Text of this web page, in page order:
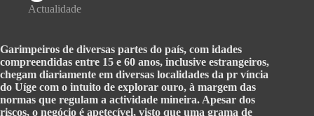
Actualidade
Garimpeiros de diversas partes do país, com idades
compreendidas entre 15 e 60 anos, inclusive estrangeiros,
chegam diariamente em diversas localidades da pr víncia
do Uíge com o intuito de explorar ouro, à margem das
normas que regulam a actividade mineira. Apesar dos
riscos, o negócio é apetecível, visto que uma grama de